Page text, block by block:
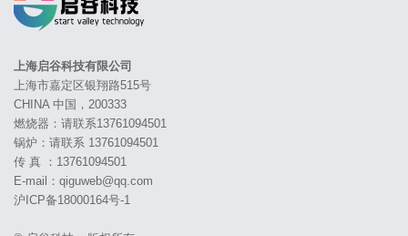
上海启谷科技有限公司
上海市嘉定区银翔路515号
CHINA 中国，200333
燃烧器：请联系13761094501
锅炉：请联系 13761094501
传 真 ：13761094501
E-mail：qiguweb@qq.com
沪ICP备18000164号-1